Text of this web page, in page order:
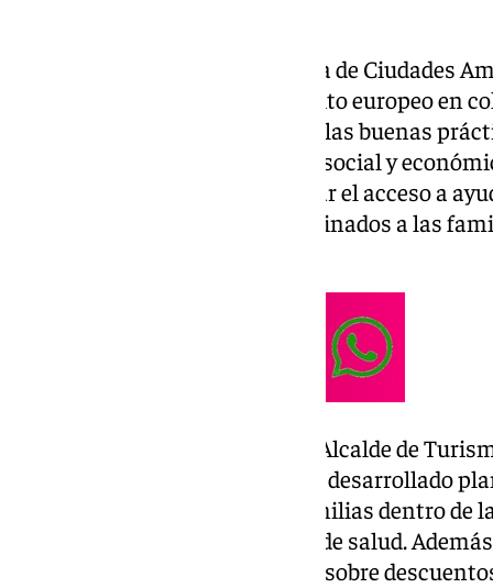
La pertenencia a la Red Europea de Ciudades
participar en proyectos de ámbito europeo en
otros países, poniendo en valor las buenas
Antequera dentro de la política social y
el conocimiento y puede facilitar el acceso a
instalaciones y programas destinados a las
En este sentido, la Teniente de Alcalde de
Ayuntamiento de Antequera ha desarrollado
zonas importantes para las familias dentro de
infantiles, farmacias y centros de salud.
CARNI, que ofrece información sobre